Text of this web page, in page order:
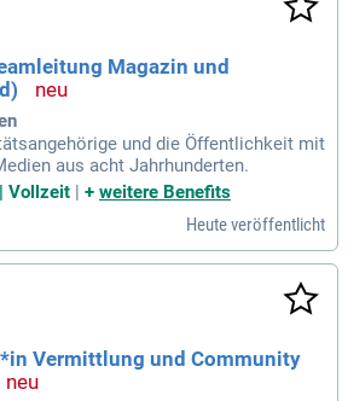
Magazin und
und die Öffentlichkeit mit
aus acht Jahrhunderten.
Vollzeit | + weitere Benefits
Heute veröffentlicht
Vermittlung und Community